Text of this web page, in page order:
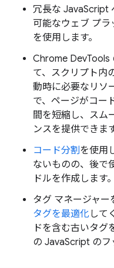
冗長な JavaScript
可能なウェブ プラ
を使用します。
Chrome DevTools
て、スクリプト内
動時に必要なリソ
で、ページがコー
間を短縮し、スム
ンスを提供できます
コード分割を使用
ないものの、後で
ドルを作成します。
タグ マネージャ
タグを最適化 して
ドを含む古いタグ
の JavaScript のフ